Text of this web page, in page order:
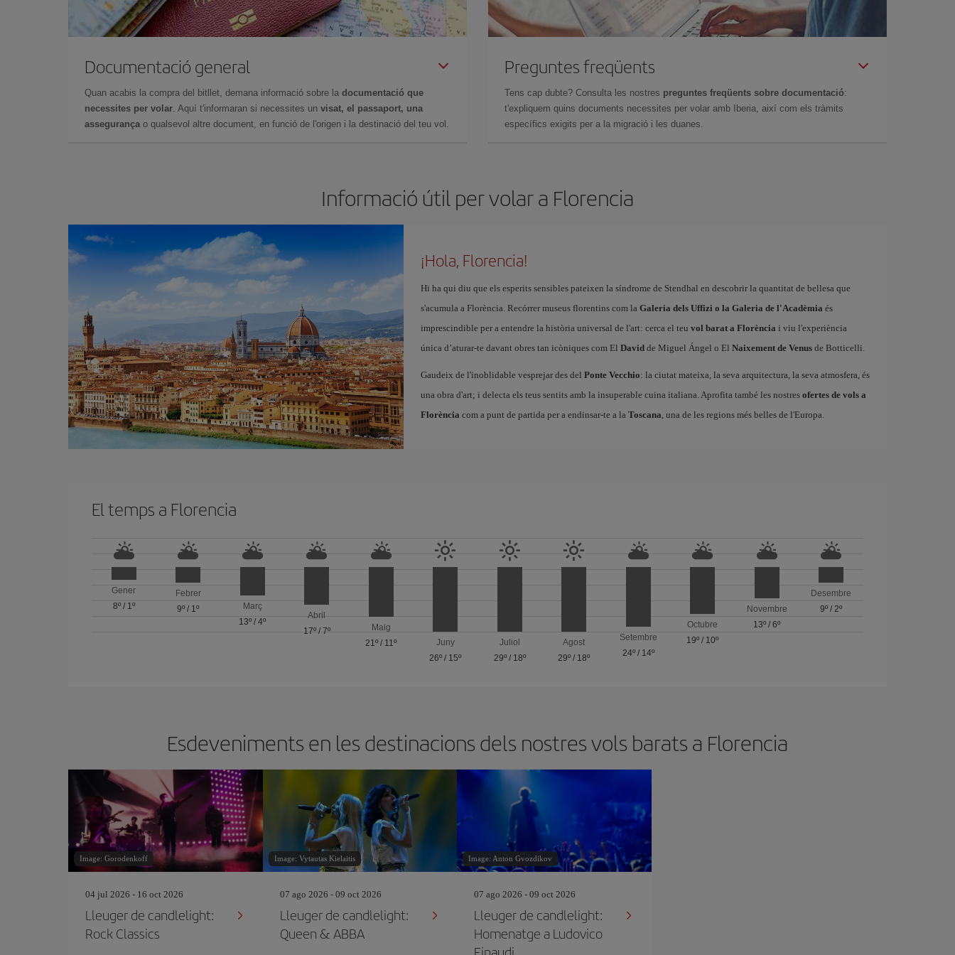
Documentació general
Quan acabis la compra del bitllet, demana informació sobre la documentació que
necessites per volar. Aquí t'informaran si necessites un visat, el passaport, una
assegurança o qualsevol altre document, en funció de l'origen i la destinació del teu vol.
Preguntes freqüents
Tens cap dubte? Consulta les nostres preguntes freqüents sobre documentació:
t'expliquem quins documents necessites per volar amb Iberia, així com els tràmits
específics exigits per a la migració i les duanes.
Informació útil per volar a Florencia
¡Hola, Florencia!
Hi ha qui diu que els esperits sensibles pateixen la síndrome de Stendhal en descobrir la quantitat de bellesa que
s'acumula a Florència. Recórrer museus florentins com la Galeria dels Uffizi o la Galeria de l'Acadèmia és
imprescindible per a entendre la història universal de l'art: cerca el teu vol barat a Florència i viu l'experiència
única d’aturar-te davant obres tan icòniques com El Davidde Miguel Ángel o El Naixement de Venusde Botticelli.
Gaudeix de l'inoblidable vesprejar des del Ponte Vecchio: la ciutat mateixa, la seva arquitectura, la seva atmosfera, és
una obra d'art; i delecta els teus sentits amb la insuperable cuina italiana. Aprofita també les nostres ofertes de vols a
Florència com a punt de partida per a endinsar-te a la Toscana, una de les regions més belles de l'Europa.
El temps a Florencia
Gener
8º/ 1º
Febrer
9º / 1º
Març
13º /4º
Abril
17º/ 7º
Maig
21º / 11º
Juny
26º / 15º
Juliol
29º/ 18º
Agost
29º / 18º
Setembre
24º/ 14º
Octubre
19º / 10º
Novembre
13º /6º
Desembre
9º /2º
Esdeveniments en les destinacions dels nostres vols barats a Florencia
Image: Gorodenkoff
04 jul 2026 - 16 oct 2026
Lleuger de candlelight:
Rock Classics
Image: Vytautas Kielaitis
07 ago 2026 - 09 oct 2026
Lleuger de candlelight:
Queen & ABBA
Image: Anton Gvozdikov
07 ago 2026 - 09 oct 2026
Lleuger de candlelight:
Homenatge a Ludovico